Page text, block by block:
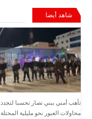
شاهد أيضا
تأهب أمني ببني نصار تحسبا لتجدد
محاولات العبور نحو مليلية المحتلة